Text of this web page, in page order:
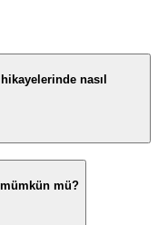
nasıl
mü?